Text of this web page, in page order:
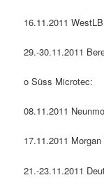
16.11.2011
29.-30.11.2011
o Süss Microtec:
08.11.2011
17.11.2011
21.-23.11.2011